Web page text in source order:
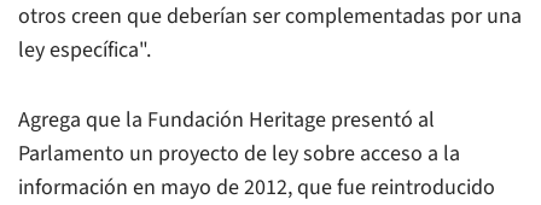
otros creen que deberían ser complementadas por una
ley específica".
Agrega que la Fundación Heritage presentó al
Parlamento un proyecto de ley sobre acceso a la
información en mayo de 2012, que fue reintroducido